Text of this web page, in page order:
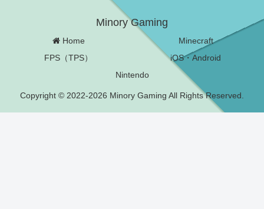
Minory Gaming
Home
Minecraft
FPS（TPS）
iOS・Android
Nintendo
Copyright © 2022-2026 Minory Gaming All Rights Reserved.